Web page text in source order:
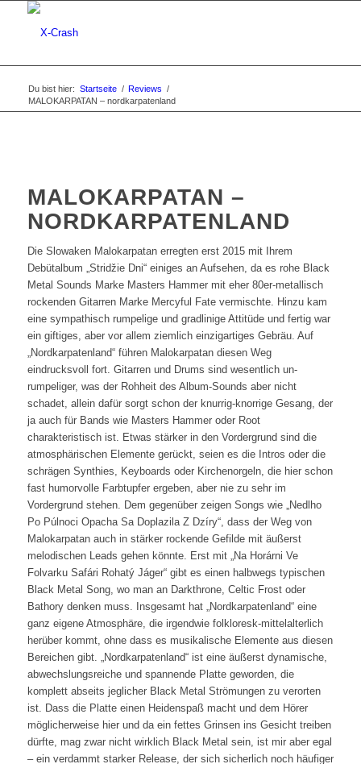
Du bist hier: Startseite / Reviews /
MALOKARPATAN – nordkarpatenland
MALOKARPATAN –
NORDKARPATENLAND
Die Slowaken Malokarpatan erregten erst 2015 mit Ihrem
Debütalbum „Stridžie Dni“ einiges an Aufsehen, da es rohe Black
Metal Sounds Marke Masters Hammer mit eher 80er-metallisch
rockenden Gitarren Marke Mercyful Fate vermischte. Hinzu kam
eine sympathisch rumpelige und gradlinige Attitüde und fertig war
ein giftiges, aber vor allem ziemlich einzigartiges Gebräu. Auf
„Nordkarpatenland“ führen Malokarpatan diesen Weg
eindrucksvoll fort. Gitarren und Drums sind wesentlich un-
rumpeliger, was der Rohheit des Album-Sounds aber nicht
schadet, allein dafür sorgt schon der knurrig-knorrige Gesang, der
ja auch für Bands wie Masters Hammer oder Root
charakteristisch ist. Etwas stärker in den Vordergrund sind die
atmosphärischen Elemente gerückt, seien es die Intros oder die
schrägen Synthies, Keyboards oder Kirchenorgeln, die hier schon
fast humorvolle Farbtupfer ergeben, aber nie zu sehr im
Vordergrund stehen. Dem gegenüber zeigen Songs wie „Nedlho
Po Púlnoci Opacha Sa Doplazila Z Dzíry“, dass der Weg von
Malokarpatan auch in stärker rockende Gefilde mit äußerst
melodischen Leads gehen könnte. Erst mit „Na Horárni Ve
Folvarku Safári Rohatý Jáger“ gibt es einen halbwegs typischen
Black Metal Song, wo man an Darkthrone, Celtic Frost oder
Bathory denken muss. Insgesamt hat „Nordkarpatenland“ eine
ganz eigene Atmosphäre, die irgendwie folkloresk-mittelalterlich
herüber kommt, ohne dass es musikalische Elemente aus diesen
Bereichen gibt. „Nordkarpatenland“ ist eine äußerst dynamische,
abwechslungsreiche und spannende Platte geworden, die
komplett abseits jeglicher Black Metal Strömungen zu verorten
ist. Dass die Platte einen Heidenspaß macht und dem Hörer
möglicherweise hier und da ein fettes Grinsen ins Gesicht treiben
dürfte, mag zwar nicht wirklich Black Metal sein, ist mir aber egal
– ein verdammt starker Release, der sich sicherlich noch häufiger